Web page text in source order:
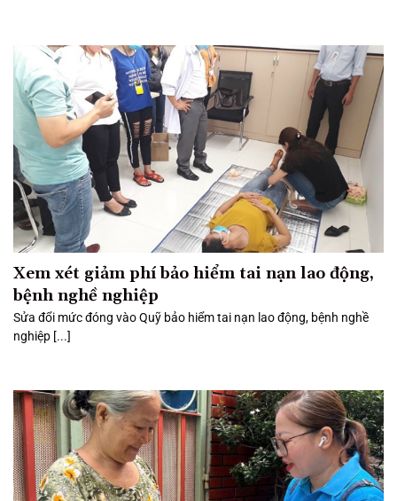
Xem xét giảm phí bảo hiểm tai nạn lao động,
bệnh nghề nghiệp
Sửa đổi mức đóng vào Quỹ bảo hiểm tai nạn lao động, bệnh nghề
nghiệp [...]